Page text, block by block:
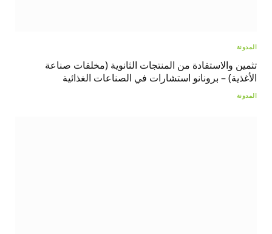
المدونة
تثمين والاستفادة من المنتجات الثانوية (مخلفات صناعة
الأغذية) – برونانو استشارات في الصناعات الغذائية
المدونة